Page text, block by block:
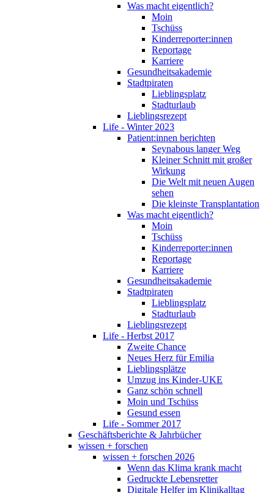
Was macht eigentlich?
Moin
Tschüss
Kinderreporter:innen
Reportage
Karriere
Gesundheitsakademie
Stadtpiraten
Lieblingsplatz
Stadturlaub
Lieblingsrezept
Life - Winter 2023
Patient:innen berichten
Seynabous langer Weg
Kleiner Schnitt mit großer
Wirkung
Die Welt mit neuen Augen
sehen
Die kleinste Transplantation
Was macht eigentlich?
Moin
Tschüss
Kinderreporter:innen
Reportage
Karriere
Gesundheitsakademie
Stadtpiraten
Lieblingsplatz
Stadturlaub
Lieblingsrezept
Life - Herbst 2017
Zweite Chance
Neues Herz für Emilia
Lieblingsplätze
Umzug ins Kinder-UKE
Ganz schön schnell
Moin und Tschüss
Gesund essen
Life - Sommer 2017
Geschäftsberichte & Jahrbücher
wissen + forschen
wissen + forschen 2026
Wenn das Klima krank macht
Gedruckte Lebensretter
Digitale Helfer im Klinikalltag